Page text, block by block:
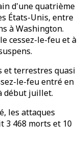
d'une quatrième
États-Unis, entre
à Washington.
cessez-le-feu et à
et terrestres quasi
le-feu entré en
début juillet.
les attaques
3 468 morts et 10